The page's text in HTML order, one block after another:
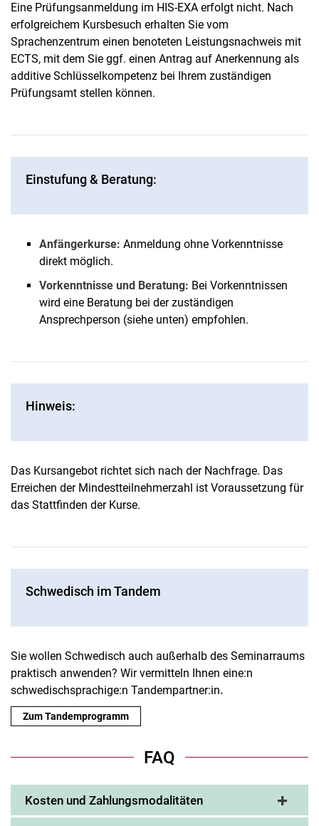
Eine Prüfungsanmeldung im HIS-EXA erfolgt nicht. Nach
erfolgreichem Kursbesuch erhalten Sie vom
Sprachenzentrum einen benoteten Leistungsnachweis mit
ECTS, mit dem Sie ggf. einen Antrag auf Anerkennung als
additive Schlüsselkompetenz bei Ihrem zuständigen
Prüfungsamt stellen können.
Einstufung & Beratung:
Anfängerkurse: Anmeldung ohne Vorkenntnisse
direkt möglich.
Vorkenntnisse und Beratung: Bei Vorkenntnissen
wird eine Beratung bei der zuständigen
Ansprechperson (siehe unten) empfohlen.
Hinweis:
Das Kursangebot richtet sich nach der Nachfrage. Das
Erreichen der Mindestteilnehmerzahl ist Voraussetzung für
das Stattfinden der Kurse.
Schwedisch im Tandem
Sie wollen Schwedisch auch außerhalb des Seminarraums
praktisch anwenden? Wir vermitteln Ihnen eine:n
schwedischsprachige:n Tandempartner:in.
Zum Tandemprogramm
FAQ
Kosten und Zahlungsmodalitäten